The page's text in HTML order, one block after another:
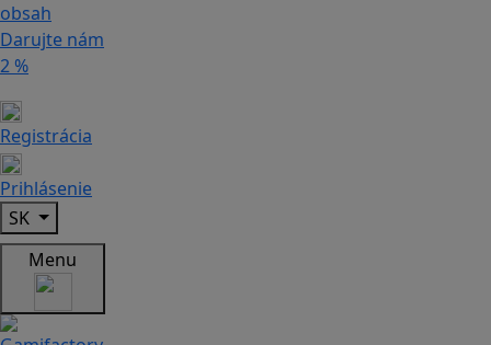
obsah
Darujte nám
2 %
Registrácia
Prihlásenie
SK
Menu